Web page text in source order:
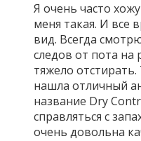
Я очень часто
меня такая. И все
вид. Всегда
следов от пота на
тяжело
нашла отличный
название Dry
справляться с
очень довольна